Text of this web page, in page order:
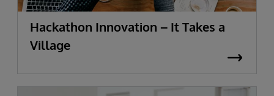
Hackathon Innovation – It Takes a
Village